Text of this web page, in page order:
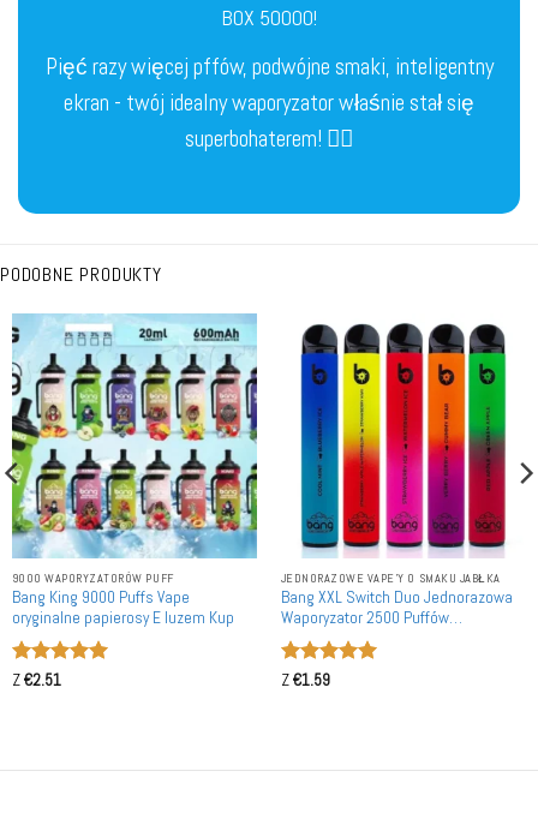
BOX 50000!
Pięć razy więcej pffów, podwójne smaki, inteligentny
ekran - twój idealny waporyzator właśnie stał się
superbohaterem! 🦸‍♂️
PODOBNE PRODUKTY
9000 WAPORYZATORÓW PUFF
Bang King 9000 Puffs Vape
oryginalne papierosy E luzem Kup
Oceniono
Z€2.51
JEDNORAZOWE VAPE'Y O SMAKU JABŁKA
Bang XXL Switch Duo Jednorazowa
Waporyzator 2500 Puffów
Autentyczny E-papieros Zakup
Hurtowy
Oceniono
Z€1.59